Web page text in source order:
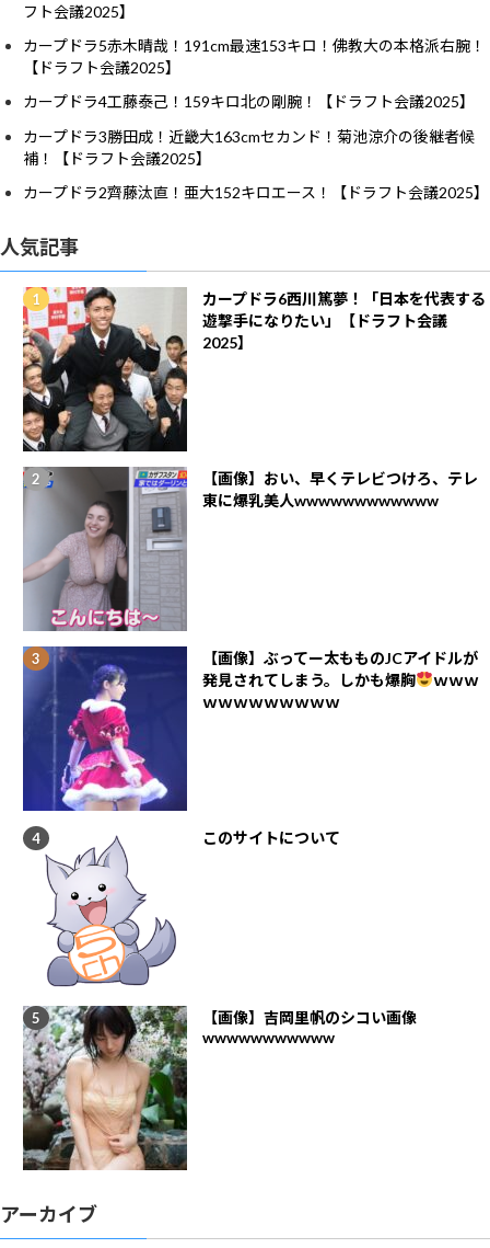
フト会議2025】
カープドラ5赤木晴哉！191cm最速153キロ！佛教大の本格派右腕！
【ドラフト会議2025】
カープドラ4工藤泰己！159キロ北の剛腕！【ドラフト会議2025】
カープドラ3勝田成！近畿大163cmセカンド！菊池涼介の後継者候
補！【ドラフト会議2025】
カープドラ2齊藤汰直！亜大152キロエース！【ドラフト会議2025】
人気記事
カープドラ6西川篤夢！「日本を代表する
遊撃手になりたい」【ドラフト会議
2025】
【画像】おい、早くテレビつけろ、テレ
東に爆乳美人wwwwwwwwwwww
【画像】ぶってー太もものJCアイドルが
発見されてしまう。しかも爆胸
ｗｗｗ
ｗｗｗｗｗｗｗｗｗ
このサイトについて
【画像】吉岡里帆のシコい画像
wwwwwwwwwww
アーカイブ